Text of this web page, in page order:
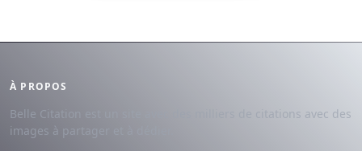
À PROPOS
Belle Citation est un site avec des milliers de citations avec des
images à partager et à dédier.